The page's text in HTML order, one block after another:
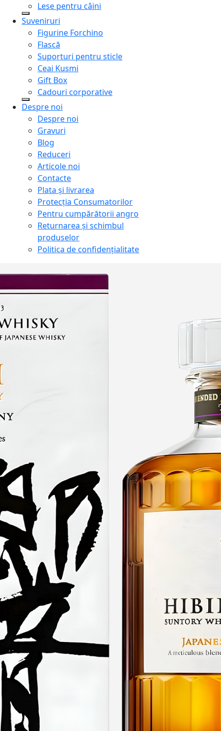
Lese pentru câini
Suveniruri
Figurine Forchino
Flască
Suporturi pentru sticle
Ceai Kusmi
Gift Box
Cadouri corporative
Despre noi
Despre noi
Gravuri
Blog
Reduceri
Articole noi
Contacte
Plata și livrarea
Protecţia Consumatorilor
Pentru cumpărătorii angro
Returnarea și schimbul
produselor
Politica de confidențialitate